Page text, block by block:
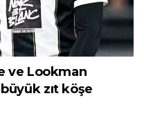
ve Lookman
zıt köşe